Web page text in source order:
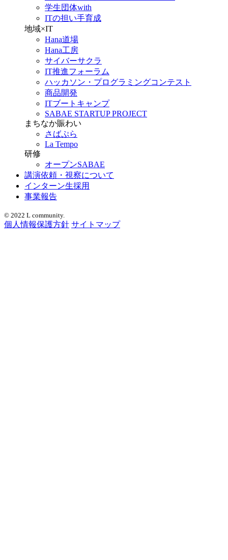
学生団体with
ITの担い手育成
地域×IT
Hana道場
Hana工房
サイバーサクラ
IT推進フォーラム
ハッカソン・プログラミングコンテスト
商品開発
ITブートキャンプ
SABAE STARTUP PROJECT
まちなか賑わい
さばぷら
La Tempo
研修
オープンSABAE
講演依頼・視察について
インターン生採用
事業報告
© 2022 L community.
個人情報保護方針 サイトマップ